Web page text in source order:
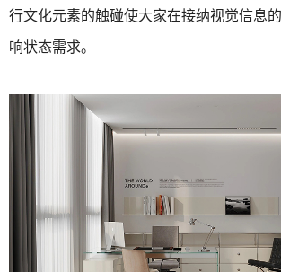
行文化元素的触碰使大家在接纳视觉信息
响状态需求。